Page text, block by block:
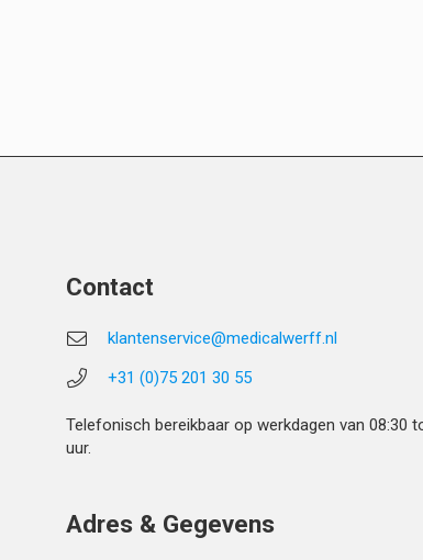
Contact
klantenservice@medicalwerff.nl
+31 (0)75 201 30 55
Telefonisch bereikbaar op werkdagen van 08:30
uur.
Adres & Gegevens